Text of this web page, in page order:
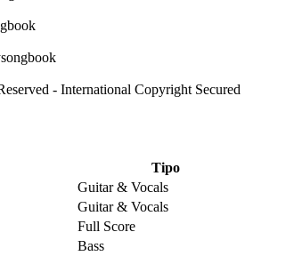
- International Copyright Secured
Tipo
Guitar & Vocals
Guitar & Vocals
Full Score
Bass